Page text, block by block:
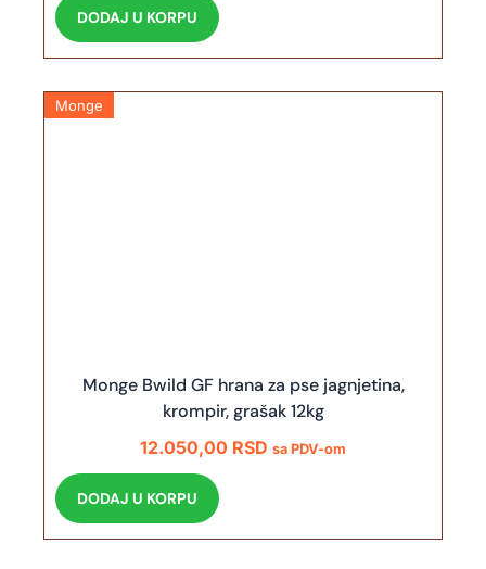
DODAJ U KORPU
Monge
Monge Bwild GF hrana za pse jagnjetina,
krompir, grašak 12kg
12.050,00 RSD sa PDV-om
DODAJ U KORPU